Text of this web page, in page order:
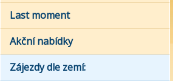
Last moment
Akční nabídky
Zájezdy dle zemí: